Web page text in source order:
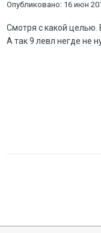
Опубликовано: 16 июн
Смотря с какой целью.
А так 9 левл негде не